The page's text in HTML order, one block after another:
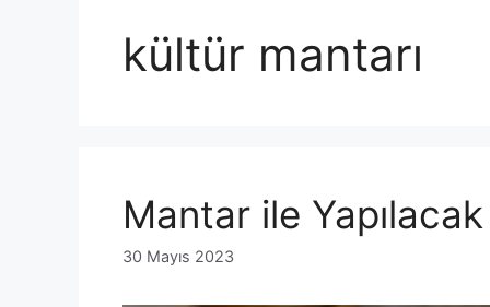
kültür mantarı
Mantar ile
30 Mayıs 2023